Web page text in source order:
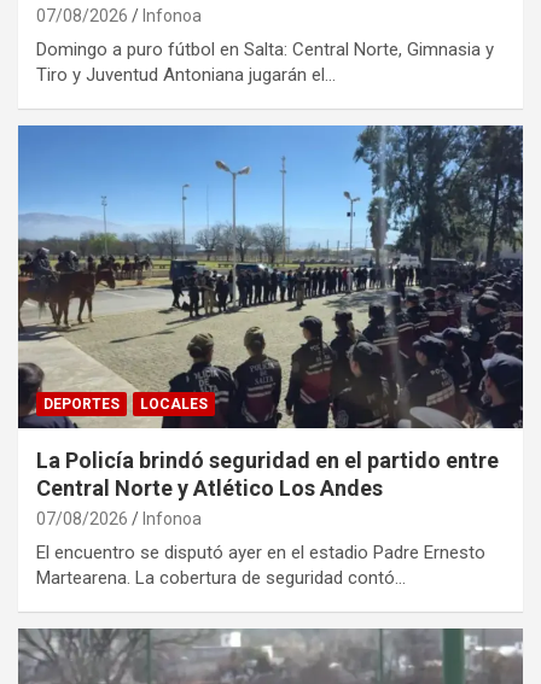
07/08/2026 Infonoa
Domingo a puro fútbol en Salta: Central Norte, Gimnasia y
Tiro y Juventud Antoniana jugarán el…
DEPORTES LOCALES
La Policía brindó seguridad en el partido entre
Central Norte y Atlético Los Andes
07/08/2026 Infonoa
El encuentro se disputó ayer en el estadio Padre Ernesto
Martearena. La cobertura de seguridad contó…